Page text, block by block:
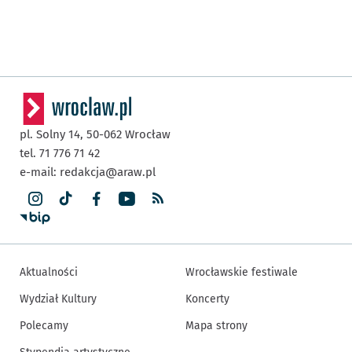
pl. Solny 14, 50-062 Wrocław
tel. 71 776 71 42
e-mail: redakcja@araw.pl
Aktualności
Wydział Kultury
Polecamy
Wrocławskie festiwale
Koncerty
Mapa strony